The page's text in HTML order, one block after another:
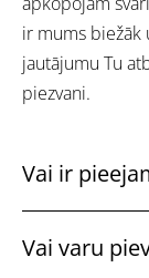
ir mums biežāk
jautājumu Tu
piezvani.
Vai ir
Vai varu